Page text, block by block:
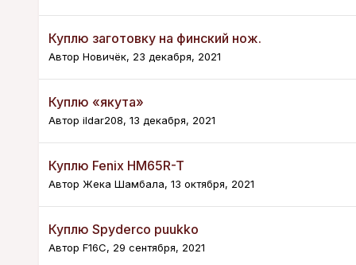
Куплю заготовку на финский нож.
Автор Новичёк, 23 декабря, 2021
Куплю «якута»
Автор ildar208, 13 декабря, 2021
Куплю Fenix HM65R-T
Автор Жека Шамбала, 13 октября, 2021
Куплю Spyderco puukko
Автор F16C, 29 сентября, 2021